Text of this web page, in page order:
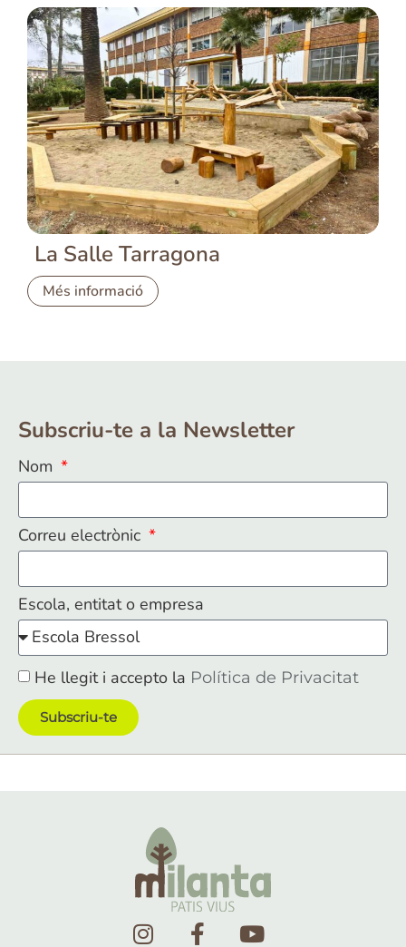
La Salle Tarragona
Més informació
Subscriu-te a la Newsletter
Nom
Correu electrònic
Escola, entitat o empresa
He llegit i accepto la Política de Privacitat
Subscriu-te